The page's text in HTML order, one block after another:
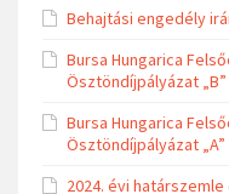
Behajtási engedély
Bursa Hungarica
Ösztöndíjpályázat
Bursa Hungarica
Ösztöndíjpályázat
2024. évi